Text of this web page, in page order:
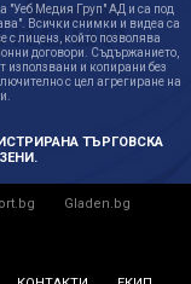
"Уеб Медия Груп" АД и са под
Всички снимки и видеа са
с лиценз, който позволява
договори. Съдържанието,
използвани и копирани без
с цел агрегиране на
ТЪРГОВСКА
Gladen.bg